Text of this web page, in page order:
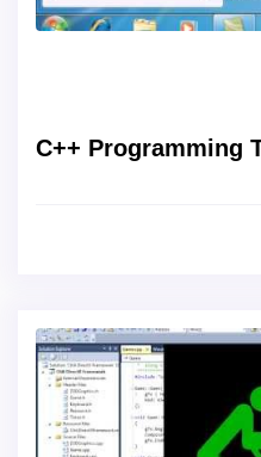
C++ Programming